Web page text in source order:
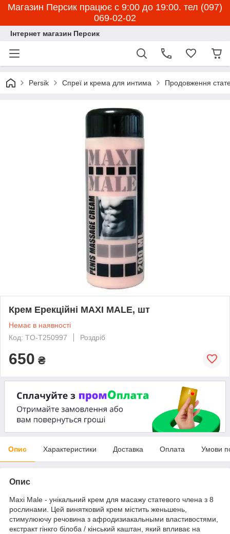
Магазин Персик працює с 9:00 до 19:00. тел (097)
069-02-02
Інтернет магазин Персик
Persik Спреї и крема для интима Продовження
Крем Ерекційні MAXI MALE, шт
Немає в наявності
Код: TO-T250997
Роздріб
650 ₴
Опис Характеристики Доставка Оплата Умови
Опис
Maxi Male - унікальний крем для масажу статевого члена з 8
рослинами. Цей винятковий крем містить женьшень,
стимулюючу речовина з афродизиакальными властивостями,
екстракт гінкго білоба / кінський каштан, який впливає на